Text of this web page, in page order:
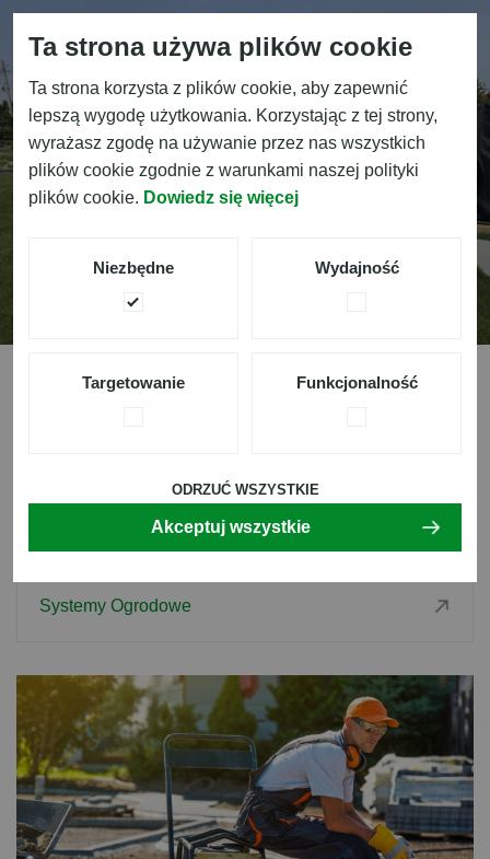
Ta strona używa plików cookie
Ta strona korzysta z plików cookie, aby zapewnić
lepszą wygodę użytkowania. Korzystając z tej strony,
wyrażasz zgodę na używanie przez nas wszystkich
plików cookie zgodnie z warunkami naszej polityki
plików cookie. Dowiedz się więcej
Niezbędne Wydajność
Targetowanie Funkcjonalność
ODRZUĆ WSZYSTKIE
Akceptuj wszystkie
Woda w ogro
Woda W Ogrodzie
Systemy Ogrodowe